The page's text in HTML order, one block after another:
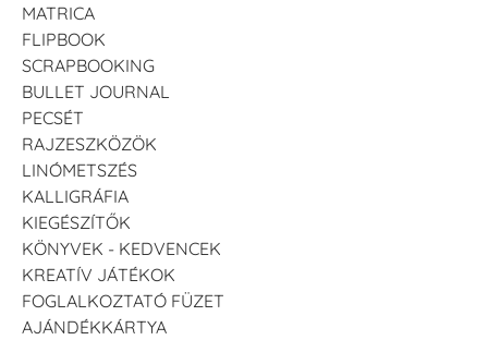
MATRICA
FLIPBOOK
SCRAPBOOKING
BULLET JOURNAL
PECSÉT
RAJZESZKÖZÖK
LINÓMETSZÉS
KALLIGRÁFIA
KIEGÉSZÍTŐK
KÖNYVEK - KEDVENCEK
KREATÍV JÁTÉKOK
FOGLALKOZTATÓ FÜZET
AJÁNDÉKKÁRTYA